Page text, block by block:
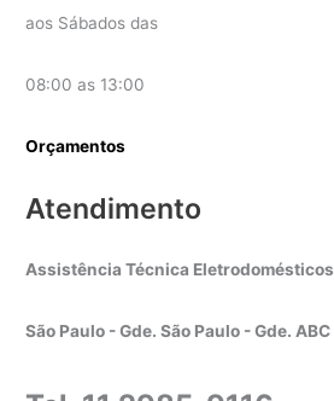
aos Sábados das
08:00 as 13:00
Orçamentos
Atendimento
Assistência Técnica Eletrodomésticos
São Paulo - Gde. São Paulo - Gde. ABC